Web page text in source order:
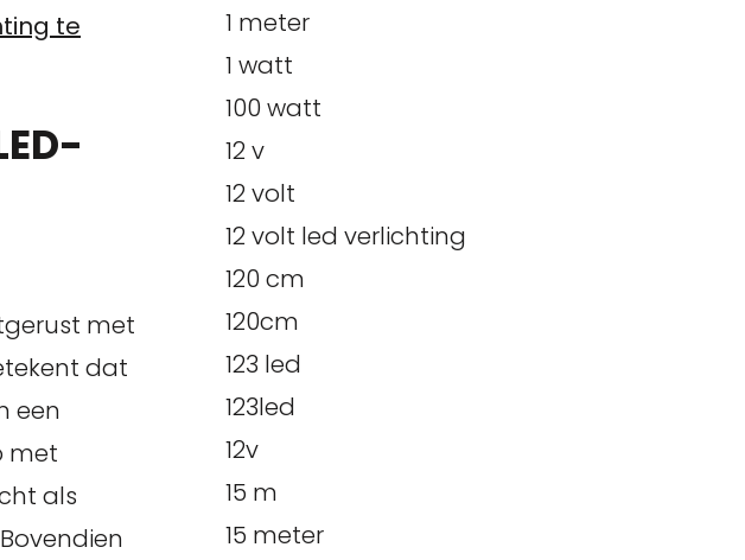
te
met
dat
een
met
als
1 meter
1 watt
100 watt
12 v
12 volt
12 volt led verlichting
120 cm
120cm
123 led
123led
12v
15 m
15 meter